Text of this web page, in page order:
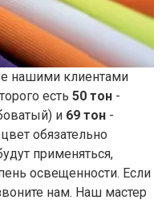
нашими клиентами
есть 50 тон -
и 69 тон -
обязательно
применяться,
освещенности. Если
нам. Наш мастер